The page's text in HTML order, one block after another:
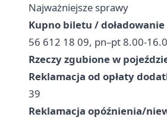
Najważniejsze sprawy
Kupno biletu / doładowanie
56 612 18 09, pn–pt 8.00-
Rzeczy zgubione w
Reklamacja od opłaty
39
Reklamacja opóźnienia/